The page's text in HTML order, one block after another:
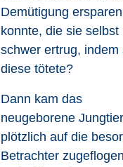
Demütigung ersparen
konnte, die sie selbst
schwer ertrug, indem
diese tötete?
Dann kam das
neugeborene Jungtier
plötzlich auf die
Betrachter